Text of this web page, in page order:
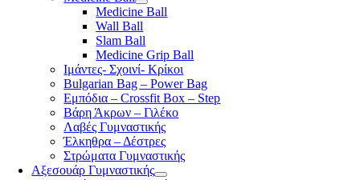
Medicine Ball
Wall Ball
Slam Ball
Medicine Grip Ball
Ιμάντες- Σχοινί- Κρίκοι
Bulgarian Bag – Power Bag
Εμπόδια – Crossfit Box – Step
Βάρη Άκρων – Γιλέκο
Λαβές Γυμναστικής
Έλκηθρα – Δέστρες
Στρώματα Γυμναστικής
Αξεσουάρ Γυμναστικής